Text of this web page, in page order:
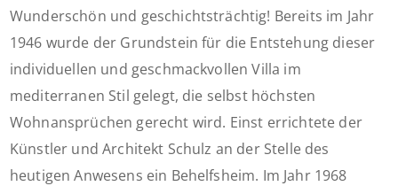
Wunderschön und geschichtsträchtig! Bereits im Jahr
1946 wurde der Grundstein für die Entstehung dieser
individuellen und geschmackvollen Villa im
mediterranen Stil gelegt, die selbst höchsten
Wohnansprüchen gerecht wird. Einst errichtete der
Künstler und Architekt Schulz an der Stelle des
heutigen Anwesens ein Behelfsheim. Im Jahr 1968